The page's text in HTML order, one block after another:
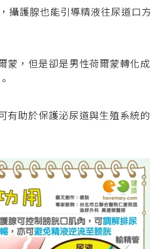
攝護腺也能引導精液往尿道口
蒙，但是卻是男性荷爾蒙轉化
有助於保護泌尿道與生殖系統